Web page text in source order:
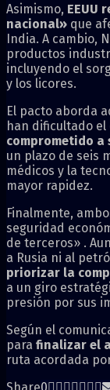
Asimismo, EEUU
nacional» que
India. A cambio,
productos
incluyendo el
y los licores.
El pacto aborda
han dificultado
comprometido a
un plazo de seis
médicos y la
mayor rapidez.
Finalmente,
seguridad
de terceros» .
a Rusia ni al
priorizar la
a un giro
presión por sus
Según el
para finalizar el
ruta acordada